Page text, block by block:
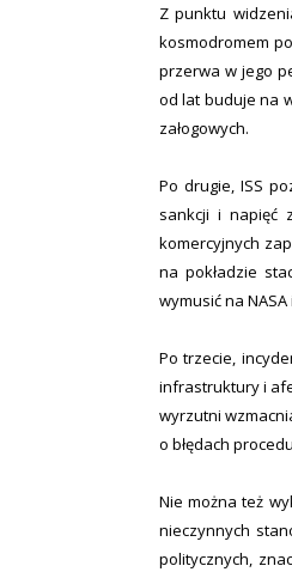
Z punktu
kosmodromem
przerwa w jego
od lat buduje na
załogowych.
Po drugie, ISS
sankcji i napięć
komercyjnych
na pokładzie
wymusić na
Po trzecie,
infrastruktury i
wyrzutni
o błędach
Nie można też
nieczynnych
politycznych,